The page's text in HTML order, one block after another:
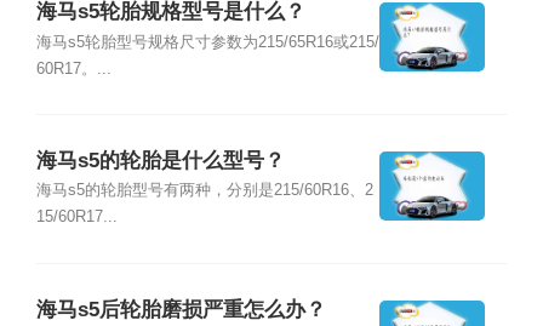
海马s5轮胎规格型号是什么？
海马s5轮胎型号规格尺寸参数为215/65R16或215/
60R17。...
海马s5的轮胎是什么型号？
海马s5的轮胎型号有两种，分别是215/60R16、2
15/60R17...
海马s5后轮胎磨损严重怎么办？